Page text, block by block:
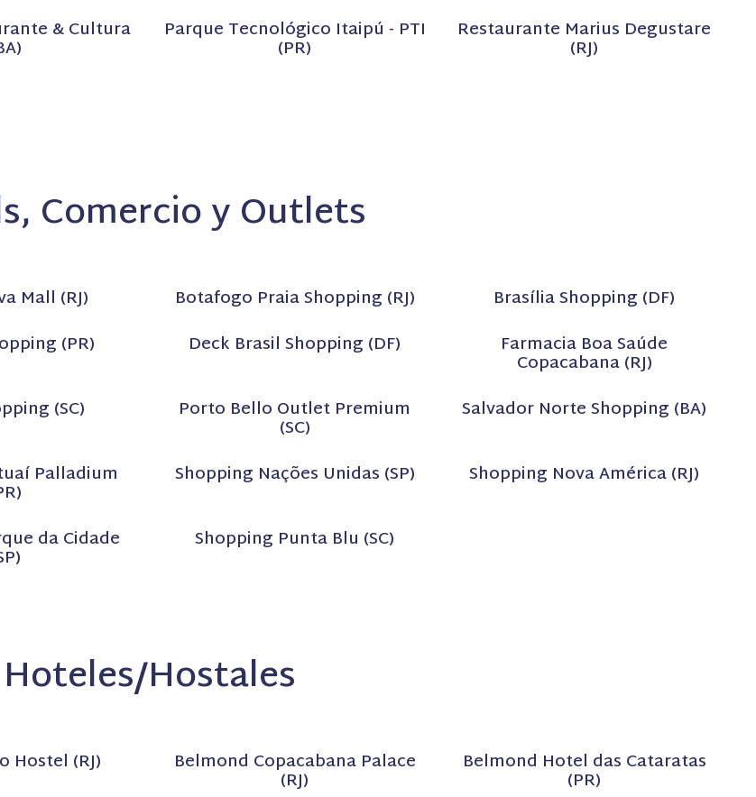
& Cultura Parque Tecnológico Itaipú - PTI
(PR)
Restaurante Marius Degustare
(RJ)
Comercio y Outlets
Mall (RJ) Botafogo Praia Shopping (RJ)
Brasília Shopping (DF)
(PR) Deck Brasil Shopping (DF) Farmacia Boa Saúde
Copacabana (RJ)
(SC) Porto Bello Outlet Premium
(SC)
Salvador Norte Shopping (BA)
Palladium Shopping Nações Unidas (SP) Shopping Nova América (RJ)
da Cidade Shopping Punta Blu (SC)
Hoteles/Hostales
Hostel (RJ) Belmond Copacabana Palace
(RJ)
Belmond Hotel das Cataratas
(PR)